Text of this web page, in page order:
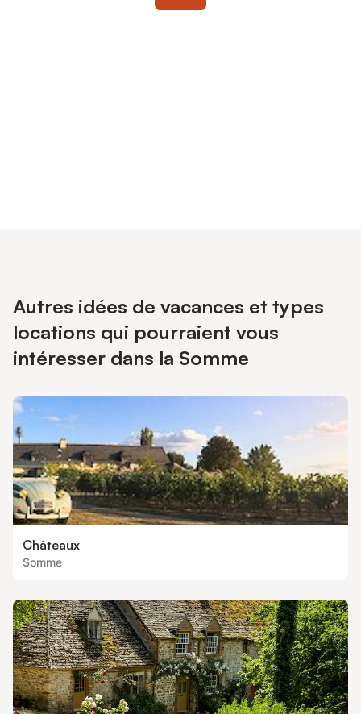
Autres idées de vacances et types
locations qui pourraient vous
intéresser dans la Somme
Châteaux
Somme